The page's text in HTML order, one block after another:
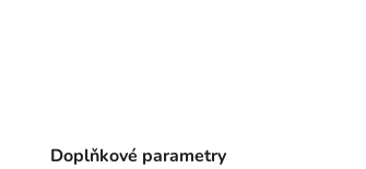
Doplňkové parametry